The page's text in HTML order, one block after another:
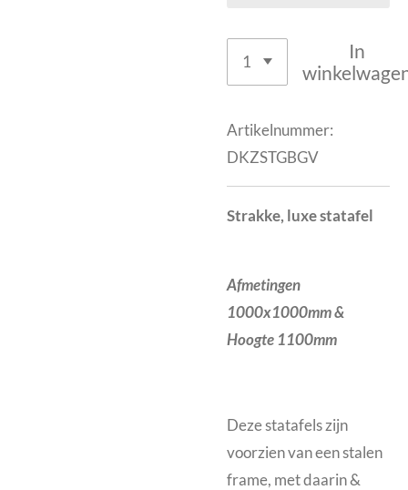
In
Artikelnummer:
DKZSTGBGV
Strakke, luxe statafel
Afmetingen
1000x1000mm &
Hoogte 1100mm
Deze statafels zijn
voorzien van een stalen
frame, met daarin &